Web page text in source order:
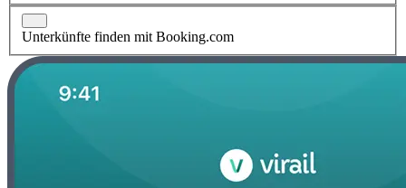
Unterkünfte finden mit Booking.com